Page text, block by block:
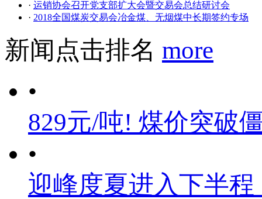
· 运销协会召开党支部扩大会暨交易会总结研讨会
· 2018全国煤炭交易会冶金煤、无烟煤中长期签约专场
新闻点击排名 more
•
829元/吨! 煤价突破
•
迎峰度夏进入下半